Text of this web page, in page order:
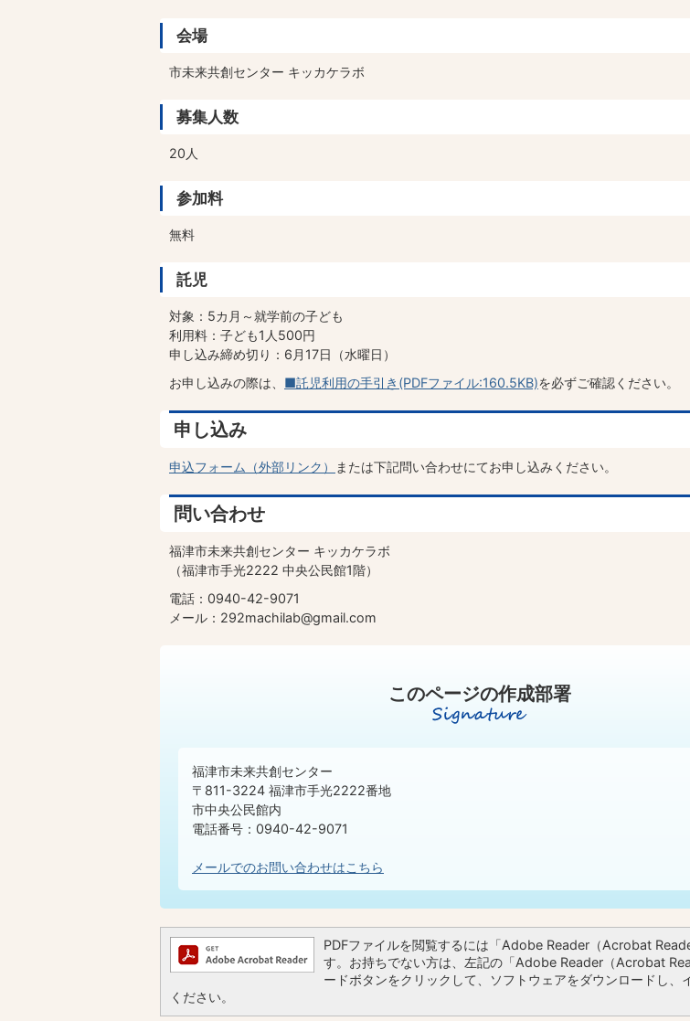
会場
市未来共創センター キッカケラボ
募集人数
20人
参加料
無料
託児
対象：5カ月～就学前の子ども
利用料：子ども1人500円
申し込み締め切り：6月17日（水曜日）
お申し込みの際は、 ■託児利用の手引き(PDFファイル:160.5KB)を必ずご確認ください。
申し込み
申込フォーム（外部リンク） または下記問い合わせにてお申し込みください。
問い合わせ
福津市未来共創センター キッカケラボ
（福津市手光2222 中央公民館1階）
電話：0940-42-9071
メール：292machilab@gmail.com
このページの作成部署
福津市未来共創センター
〒811-3224 福津市手光2222番地
市中央公民館内
電話番号：0940-42-9071
メールでのお問い合わせはこちら
PDFファイルを閲覧するには「Adobe Reader（Acrobat
す。お持ちでない方は、左記の「Adobe Reader（Acrobat
ードボタンをクリックして、ソフトウェアをダウンロードし、
ください。